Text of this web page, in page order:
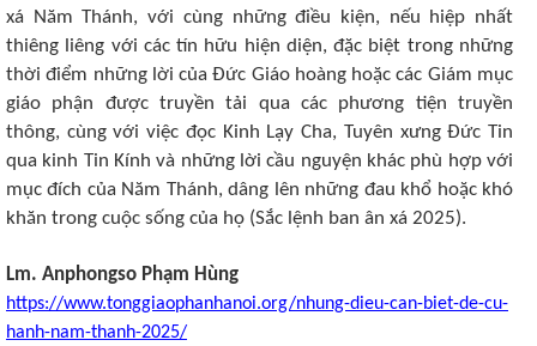
xá Năm Thánh, với cùng những điều kiện, nếu hiệp nhất
thiêng liêng với các tín hữu hiện diện, đặc biệt trong những
thời điểm những lời của Đức Giáo hoàng hoặc các Giám mục
giáo phận được truyền tải qua các phương tiện truyền
thông, cùng với việc đọc Kinh Lạy Cha, Tuyên xưng Đức Tin
qua kinh Tin Kính và những lời cầu nguyện khác phù hợp với
mục đích của Năm Thánh, dâng lên những đau khổ hoặc khó
khăn trong cuộc sống của họ (Sắc lệnh ban ân xá 2025).
Lm. Anphongso Phạm Hùng
https://www.tonggiaophanhanoi.org/nhung-dieu-can-biet-de-cu-
hanh-nam-thanh-2025/